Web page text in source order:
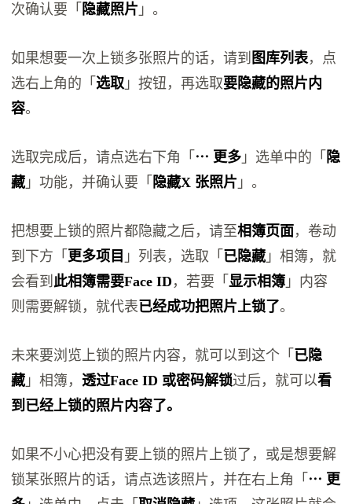
次确认要「 隐藏照片 」。
如果想要一次上锁多张照片的话，请到 图库列表，点
选右上角的「 选取 」按钮，再选取要隐藏的照片内
容。
选取完成后，请点选右下角「 ⋯ 更多 」选单中的「 隐
藏 」功能，并确认要「 隐藏X 张照片 」。
把想要上锁的照片都隐藏之后，请至相簿页面，卷动
到下方「 更多项目 」列表，选取「 已隐藏 」相簿，就
会看到 此相簿需要Face ID ，若要「 显示相簿 」内容
则需要解锁，就代表已经成功把照片上锁了。
未来要浏览上锁的照片内容，就可以到这个「 已隐
藏 」相簿， 透过Face ID 或密码解锁过后，就可以看
到已经上锁的照片内容了。
如果不小心把没有要上锁的照片上锁了，或是想要解
锁某张照片的话，请点选该照片，并在右上角「 ⋯ 更